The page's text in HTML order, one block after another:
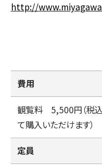
http://
費用
観覧料 5,500円（税
て購入いただけます）
定員